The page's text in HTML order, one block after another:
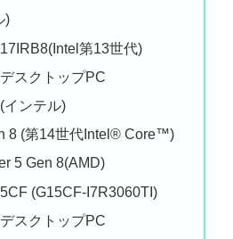
)
第13世代)
スクトップPC
インテル)
8 (第14世代Intel® Core™)
5 Gen 8(AMD)
(G15CF-I7R3060TI)
スクトップPC